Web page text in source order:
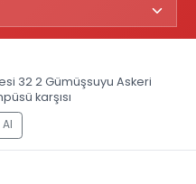
32 2 Gümüşsuyu Askeri
karşısı